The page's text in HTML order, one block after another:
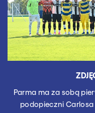
Parma ma za sobą
podopieczni